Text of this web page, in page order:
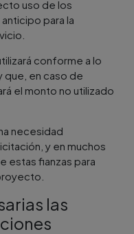
uso de los
para la
conforme a lo
en caso de
el monto no utilizado
necesidad
y en muchos
estas fianzas para
las